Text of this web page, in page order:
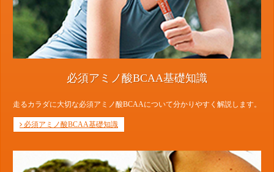
必須アミノ酸BCAA基礎知識
走るカラダに大切な必須アミノ酸BCAAについて分かりやすく解説します。
必須アミノ酸BCAA基礎知識